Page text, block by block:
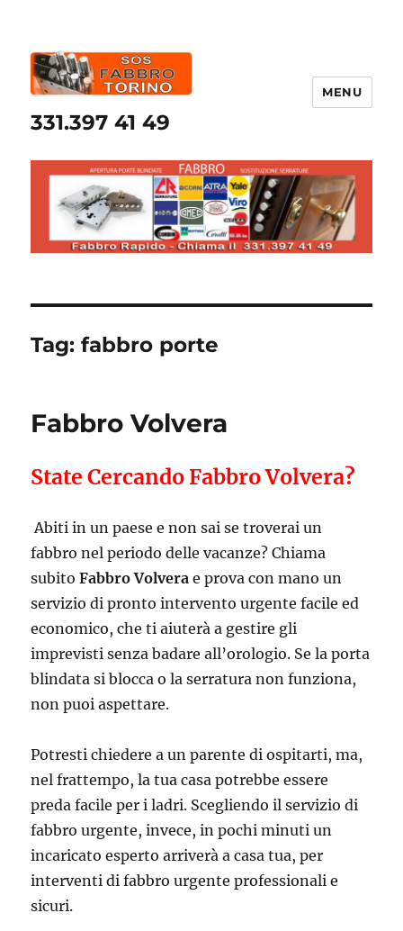
331.397 41 49
MENU
Tag:fabbro porte
Fabbro Volvera
State Cercando Fabbro Volvera?
Abiti in un paese e non sai se troverai un
fabbro nel periodo delle vacanze? Chiama
subitoFabbro Volvera e prova con mano un
servizio di pronto intervento urgente facile ed
economico, che ti aiuterà a gestire gli
imprevisti senza badare all’orologio. Se la porta
blindata si blocca o la serratura non funziona,
non puoi aspettare.
Potresti chiedere a un parente di ospitarti, ma,
nel frattempo, la tua casa potrebbe essere
preda facile per i ladri. Scegliendo il servizio di
fabbro urgente, invece, in pochi minuti un
incaricato esperto arriverà a casa tua, per
interventi di fabbro urgente professionali e
sicuri.